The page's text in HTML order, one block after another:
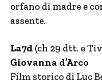
orfano di madre e
assente.
La7d (ch 29 dtt. e
Giovanna d’Arco
Film storico di Luc